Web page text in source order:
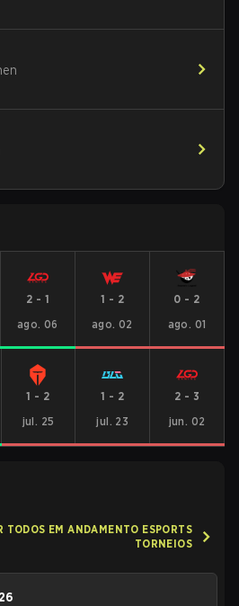
2 - 1
ago. 06
1 - 2
ago. 02
0 - 2
ago. 01
1 - 2
jul. 25
1 - 2
jul. 23
2 - 3
jun. 02
TODOS EM ANDAMENTO ESPORTS
TORNEIOS